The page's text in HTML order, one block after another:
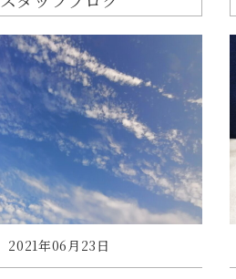
2021年06月23日